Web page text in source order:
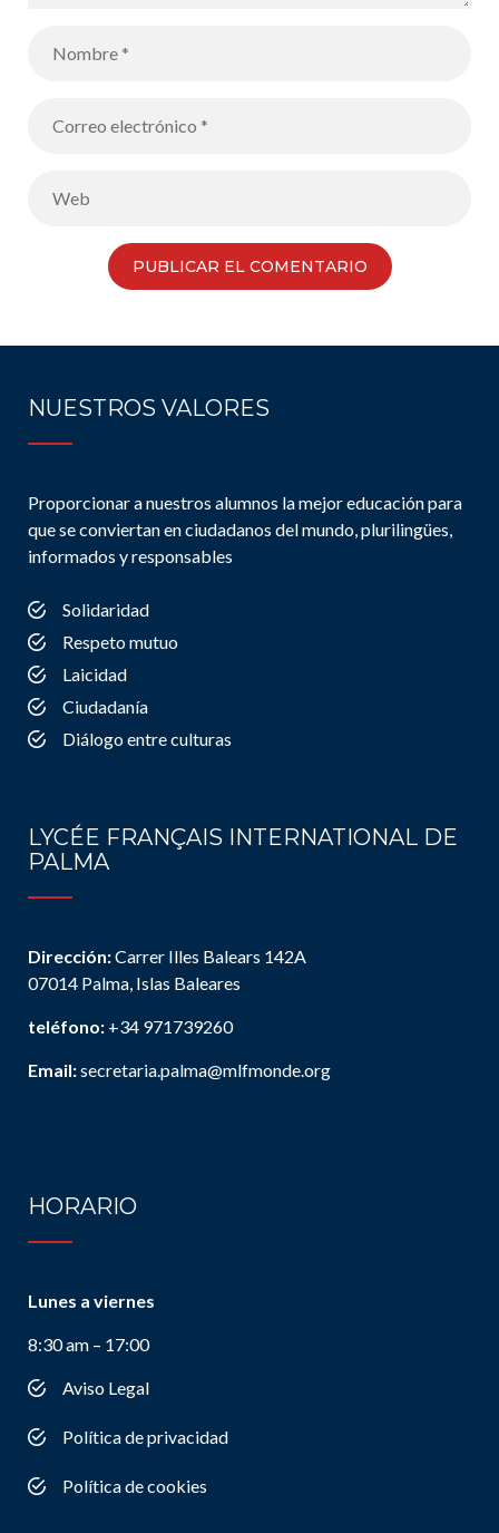
NUESTROS VALORES
Proporcionar a nuestros alumnos la mejor educación para
que se conviertan en ciudadanos del mundo, plurilingües,
informados y responsables
Solidaridad
Respeto mutuo
Laicidad
Ciudadanía
Diálogo entre culturas
LYCÉE FRANÇAIS INTERNATIONAL DE
PALMA
Dirección:Carrer Illes Balears 142A
07014 Palma, Islas Baleares
teléfono: +34 971739260
Email:secretaria.palma@mlfmonde.org
HORARIO
Lunes a viernes
8:30 am – 17:00
Aviso Legal
Política de privacidad
Política de cookies